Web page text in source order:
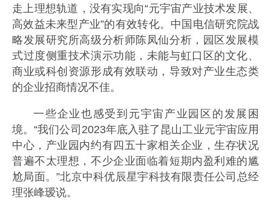
走上理想轨道，没有实现向“元宇宙产业技术发展、
高效益未来型产业”的有效转化。中国电信研究院战
略发展研究所高级分析师陈凤仙分析，园区发展模
式过度侧重技术演示功能，未能与虹口区的文化、
商业或科创资源形成有效联动，导致对产业生态类
的企业招商情况不佳。
一些企业也感受到元宇宙产业园区的发展困
境。“我们公司2023年底入驻了昆山工业元宇宙应用
中心，产业园内约有四五十家相关企业，生存状况
普遍不太理想，不少企业面临着短期内盈利难的尴
尬局面。”北京中科优辰星宇科技有限责任公司总经
理张峰瑷说。